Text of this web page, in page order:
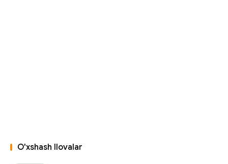
O'xshash Ilovalar